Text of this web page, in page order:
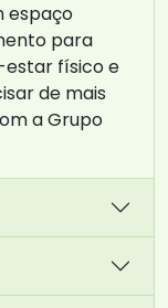
espaço
para
físico e
de mais
a Grupo